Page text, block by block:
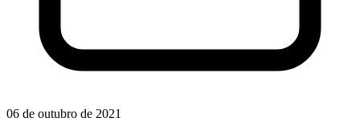
06 de outubro de 2021